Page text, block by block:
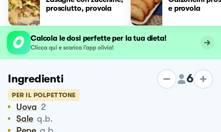
prosciutto, provola
e provola
Calcola le dosi perfette per la tua dieta!
Clicca qui e scarica l’app olivia!
Ingredienti 6
PER IL POLPETTONE
Uova 2
Sale q.b.